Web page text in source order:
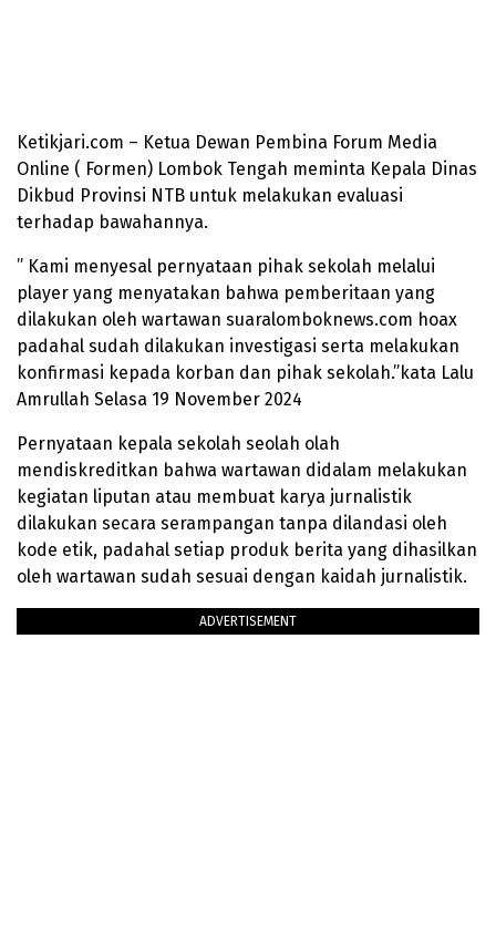
Ketikjari.com – Ketua Dewan Pembina Forum Media
Online ( Formen) Lombok Tengah meminta Kepala Dinas
Dikbud Provinsi NTB untuk melakukan evaluasi
terhadap bawahannya.
” Kami menyesal pernyataan pihak sekolah melalui
player yang menyatakan bahwa pemberitaan yang
dilakukan oleh wartawan suaralomboknews.com hoax
padahal sudah dilakukan investigasi serta melakukan
konfirmasi kepada korban dan pihak sekolah.”kata Lalu
Amrullah Selasa 19 November 2024
Pernyataan kepala sekolah seolah olah
mendiskreditkan bahwa wartawan didalam melakukan
kegiatan liputan atau membuat karya jurnalistik
dilakukan secara serampangan tanpa dilandasi oleh
kode etik, padahal setiap produk berita yang dihasilkan
oleh wartawan sudah sesuai dengan kaidah jurnalistik.
ADVERTISEMENT